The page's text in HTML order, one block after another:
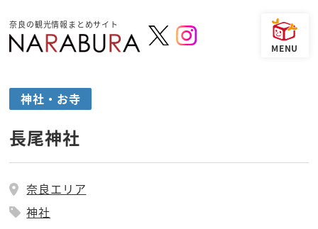
奈良の観光情報まとめサイト
神社・お寺
長尾神社
奈良エリア
神社